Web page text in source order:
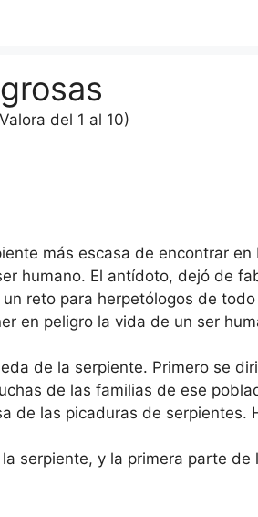
del 1 al 10)
más escasa de encontrar
humano. El antídoto, dejó de
reto para herpetólogos de
en peligro la vida de un ser
de la serpiente. Primero se
de las familias de ese
de las picaduras de serpientes.
serpiente, y la primera parte de